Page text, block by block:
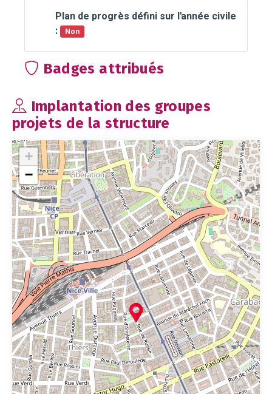
Plan de progrès défini sur l'année civile
:
Non
Badges attribués
Implantation des groupes
projets de la structure
+
−